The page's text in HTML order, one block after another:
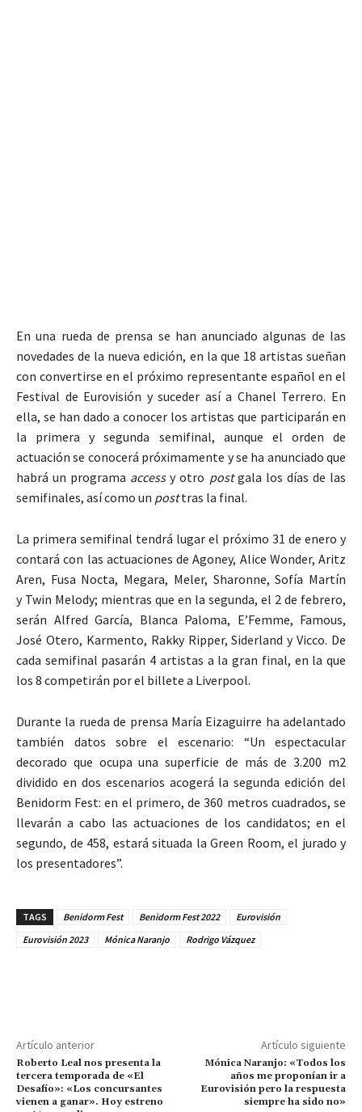
En una rueda de prensa se han anunciado algunas de las
novedades de la nueva edición, en la que 18 artistas sueñan
con convertirse en el próximo representante español en el
Festival de Eurovisión y suceder así a Chanel Terrero. En
ella, se han dado a conocer los artistas que participarán en
la primera y segunda semifinal, aunque el orden de
actuación se conocerá próximamente y se ha anunciado que
habrá un programa accessy otro postgala los días de las
semifinales, así como un posttras la final.
La primera semifinal tendrá lugar el próximo 31 de enero y
contará con las actuaciones de Agoney, Alice Wonder, Aritz
Aren, Fusa Nocta, Megara, Meler, Sharonne, Sofía Martín
y Twin Melody; mientras que en la segunda, el 2 de febrero,
serán Alfred García, Blanca Paloma, E’Femme, Famous,
José Otero, Karmento, Rakky Ripper, Siderland y Vicco. De
cada semifinal pasarán 4 artistas a la gran final, en la que
los 8 competirán por el billete a Liverpool.
Durante la rueda de prensa María Eizaguirre ha adelantado
también datos sobre el escenario: “Un espectacular
decorado que ocupa una superficie de más de 3.200 m2
dividido en dos escenarios acogerá la segunda edición del
Benidorm Fest: en el primero, de 360 metros cuadrados, se
llevarán a cabo las actuaciones de los candidatos; en el
segundo, de 458, estará situada la Green Room, el jurado y
los presentadores”.
TAGS Benidorm Fest Benidorm Fest 2022
Eurovisión
Eurovisión 2023
Mónica Naranjo Rodrigo Vázquez
Artículo anterior
Roberto Leal nos presenta la
tercera temporada de «El
Desafío»: «Los concursantes
vienen a ganar». Hoy estreno
Artículo siguiente
Mónica Naranjo: «Todos los
años me proponían ir a
Eurovisión pero la respuesta
siempre ha sido no»